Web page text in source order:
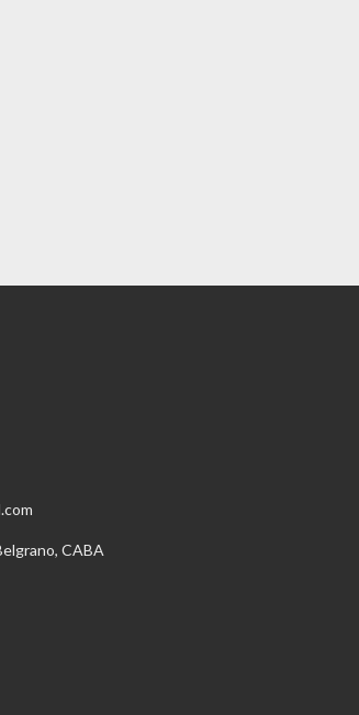
CABA